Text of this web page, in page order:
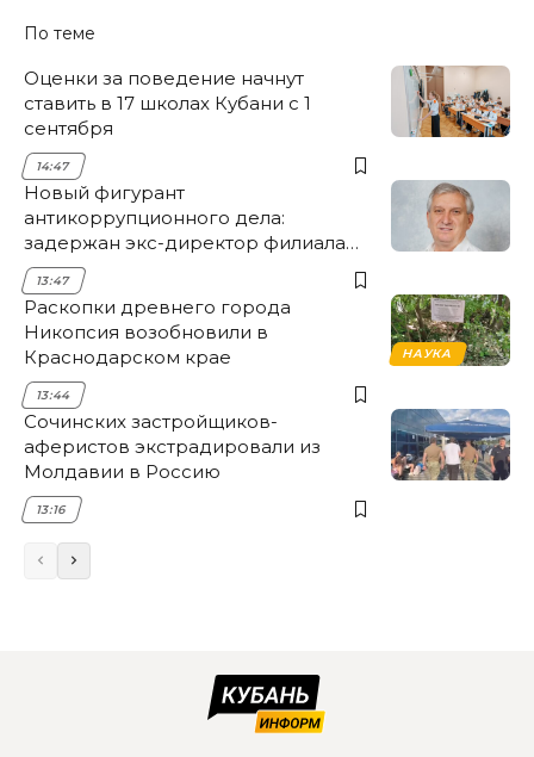
По теме
Оценки за поведение начнут
ставить в 17 школах Кубани с 1
сентября
14:47
Новый фигурант
антикоррупционного дела:
задержан экс-директор филиала
НЭСК Крымска
13:47
НАУКА
Раскопки древнего города
Никопсия возобновили в
Краснодарском крае
13:44
Сочинских застройщиков-
аферистов экстрадировали из
Молдавии в Россию
13:16